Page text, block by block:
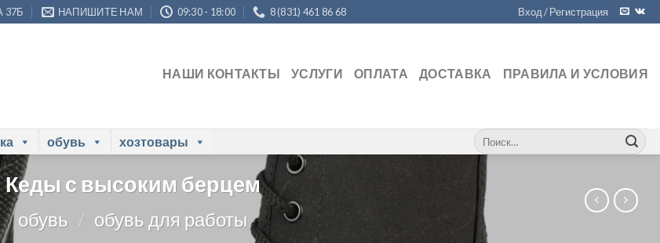
37Б НАПИШИТЕ НАМ 09:30 - 18:00 8 (831) 461 86 68 Вход / Регистрация
НАШИ КОНТАКТЫ УСЛУГИ ОПЛАТА ДОСТАВКА ПРАВИЛА И УСЛОВИЯ
обувь хозтовары Искать:
Кеды с высоким берцем
обувь / обувь для работы